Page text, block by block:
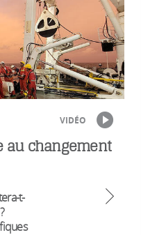
VIDÉO
au changement
t-